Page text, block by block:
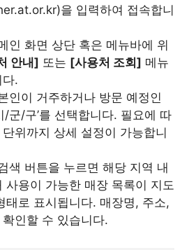
을 입력하여 접속합니
인 화면 상단 혹은 메뉴바에 위
안내] 또는 [사용처 조회] 메뉴
다.
인이 거주하거나 방문 예정인
/군/구’를 선택합니다. 필요에 따
위까지 상세 설정이 가능합니
색 버튼을 누르면 해당 지역 내
사용이 가능한 매장 목록이 지도
태로 표시됩니다. 매장명, 주소,
인할 수 있습니다.